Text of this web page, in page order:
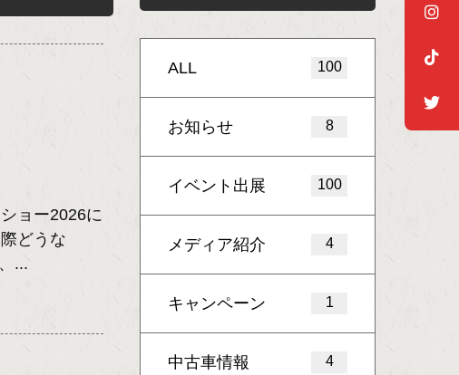
ョー2026に
どうな
...
ALL 100
お知らせ 8
イベント出展 100
メディア紹介 4
キャンペーン 1
中古車情報 4